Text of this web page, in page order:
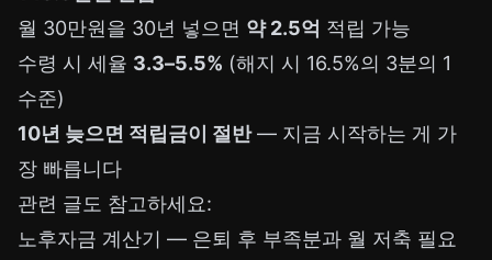
월 30만원을 30년 넣으면 약 2.5억 적립 가능
수령 시 세율 3.3–5.5% (해지 시 16.5%의 3분의 1
수준)
10년 늦으면 적립금이 절반— 지금 시작하는 게 가
장 빠릅니다
관련 글도 참고하세요:
노후자금 계산기 — 은퇴 후 부족분과 월 저축 필요